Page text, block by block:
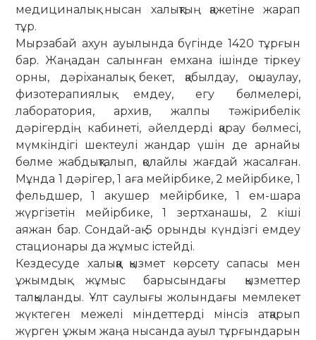
медициналық нысан халықтың қажетіне жарап
тұр.
Мырзабай ахун ауылында бүгінде 1420 тұрғын
бар. Жаңадан салынған ем­хана ішінде тіркеу
орны, дәріханалық бекет, қа­был­дау, оқшаулау,
физотерапиялық емдеу, егу бөлмелері,
лаборатория, архив, жалпы тәжі­рибелік
дәрігердің кабинеті, әйелдерді қарау бөлмесі,
мүмкіндігі шектеулі жандар үшін де арнайы
бөлме жабдықталып, қолайлы жағдай жасалған.
Мұнда 1 дәрігер, 1 аға мейірбике, 2 мейірбике, 1
фельдшер, 1 акушер мейірбике, 1 ем-шара
жүргізетін мейірбике, 1 зертханашы, 2 кіші
аяжан бар. Сондай-ақ 5 орынды күндізгі емдеу
стационары да жұмыс істейді.
Кездесуде халыққа қызмет көр­сету сапасы мен
ұжымдық жұмыс бары­сын­дағы қызметтер
талқыланды. Ұлт сау­лығы жо­лындағы мем­лекет
жүктеген межелі мін­дет­терді мінсіз атқарып
жүрген ұжым жаңа нысанда ауыл тұрғындарын